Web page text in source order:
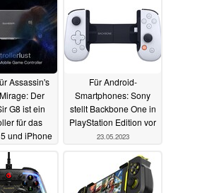
Assassin's
Der
G8 ist ein
für das
und iPhone
16.09.2023
Für Android-
Smartphones: Sony
stellt Backbone One in
PlayStation Edition vor
23.05.2023